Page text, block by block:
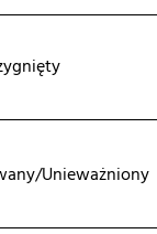
Unieważniony